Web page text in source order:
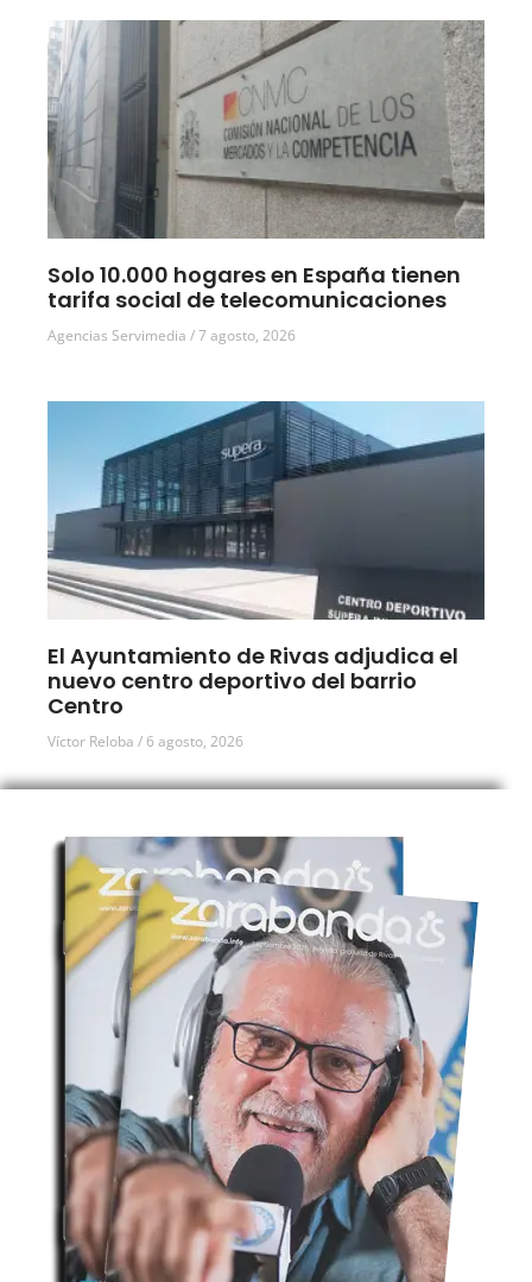
Solo 10.000 hogares en España tienen
tarifa social de telecomunicaciones
Agencias Servimedia 7 agosto, 2026
El Ayuntamiento de Rivas adjudica el
nuevo centro deportivo del barrio
Centro
Víctor Reloba 6 agosto, 2026